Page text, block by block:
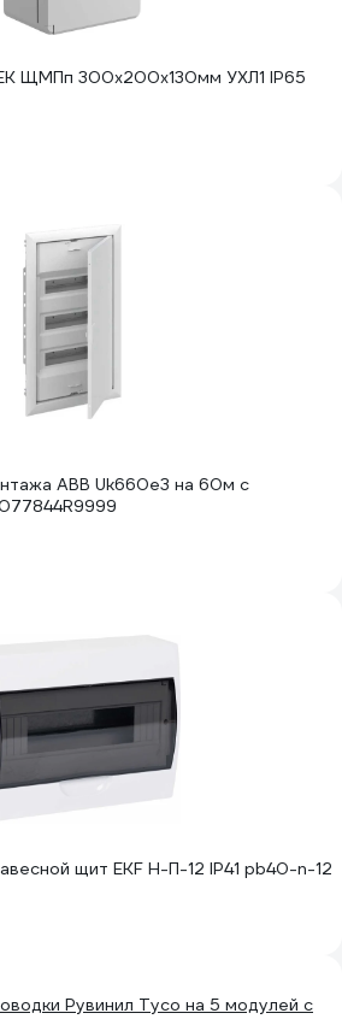
ЩМПп 300х200х130мм УХЛ1 IP65
ABB Uk660e3 на 60м с
щит EKF Н-П-12 IP41 pb40-n-12